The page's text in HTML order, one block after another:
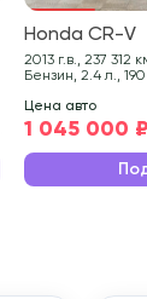
Honda CR-V
2013 г.в., 237 312 км, Автоматическая,
Бензин, 2.4 л.,
Цена авто
1 045 000 ₽